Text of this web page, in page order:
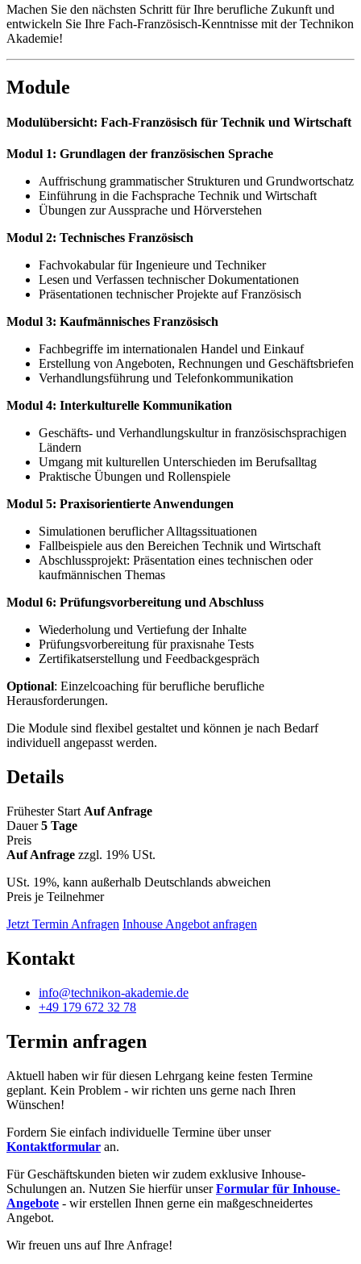
Machen Sie den nächsten Schritt für Ihre berufliche Zukunft und
entwickeln Sie Ihre Fach-Französisch-Kenntnisse mit der Technikon
Akademie!
Module
Modulübersicht: Fach-Französisch für Technik und Wirtschaft
Modul 1: Grundlagen der französischen Sprache
Auffrischung grammatischer Strukturen und Grundwortschatz
Einführung in die Fachsprache Technik und Wirtschaft
Übungen zur Aussprache und Hörverstehen
Modul 2: Technisches Französisch
Fachvokabular für Ingenieure und Techniker
Lesen und Verfassen technischer Dokumentationen
Präsentationen technischer Projekte auf Französisch
Modul 3: Kaufmännisches Französisch
Fachbegriffe im internationalen Handel und Einkauf
Erstellung von Angeboten, Rechnungen und Geschäftsbriefen
Verhandlungsführung und Telefonkommunikation
Modul 4: Interkulturelle Kommunikation
Geschäfts- und Verhandlungskultur in französischsprachigen
Ländern
Umgang mit kulturellen Unterschieden im Berufsalltag
Praktische Übungen und Rollenspiele
Modul 5: Praxisorientierte Anwendungen
Simulationen beruflicher Alltagssituationen
Fallbeispiele aus den Bereichen Technik und Wirtschaft
Abschlussprojekt: Präsentation eines technischen oder
kaufmännischen Themas
Modul 6: Prüfungsvorbereitung und Abschluss
Wiederholung und Vertiefung der Inhalte
Prüfungsvorbereitung für praxisnahe Tests
Zertifikatserstellung und Feedbackgespräch
Optional: Einzelcoaching für berufliche berufliche
Herausforderungen.
Die Module sind flexibel gestaltet und können je nach Bedarf
individuell angepasst werden.
Details
Frühester Start Auf Anfrage
Dauer 5 Tage
Preis
Auf Anfrage zzgl. 19% USt.
USt. 19%, kann außerhalb Deutschlands abweichen
Preis je Teilnehmer
Jetzt Termin Anfragen Inhouse Angebot anfragen
Kontakt
info@technikon-akademie.de
+49 179 672 32 78
Termin anfragen
Aktuell haben wir für diesen Lehrgang keine festen Termine
geplant. Kein Problem - wir richten uns gerne nach Ihren
Wünschen!
Fordern Sie einfach individuelle Termine über unser
Kontaktformular an.
Für Geschäftskunden bieten wir zudem exklusive Inhouse-
Schulungen an. Nutzen Sie hierfür unserFormular für Inhouse-
Angebote - wir erstellen Ihnen gerne ein maßgeschneidertes
Angebot.
Wir freuen uns auf Ihre Anfrage!